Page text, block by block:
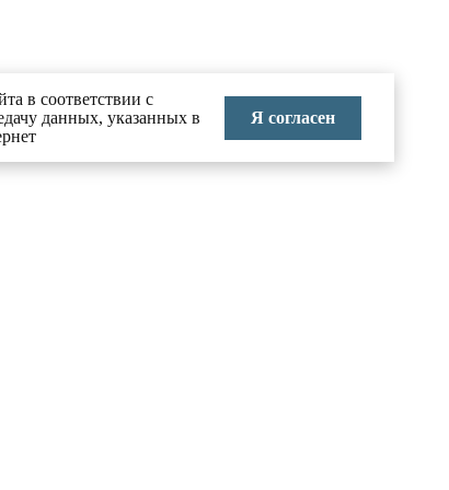
в соответствии с
данных, указанных в
Я согласен